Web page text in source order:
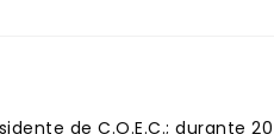
de C.O.E.C.; durante